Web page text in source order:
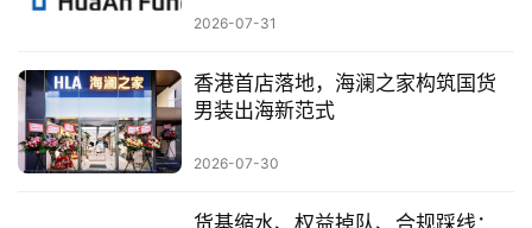
2026-07-31
香港首店落地，海澜之家构筑国货
男装出海新范式
2026-07-30
货基缩水、权益掉队、合规踩线：